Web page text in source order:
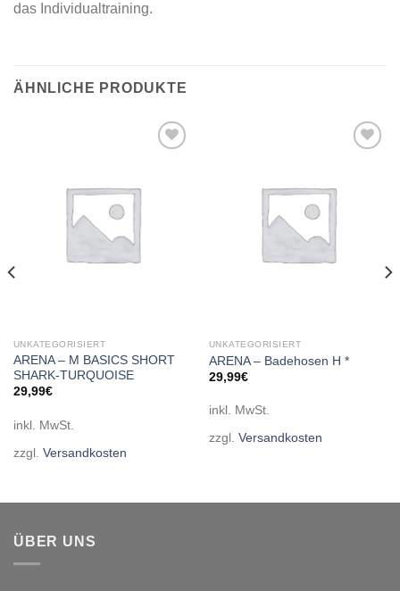
das Individualtraining.
ÄHNLICHE PRODUKTE
UNKATEGORISIERT
ARENA – M BASICS SHORT
SHARK-TURQUOISE
29,99€
inkl. MwSt.
zzgl. Versandkosten
UNKATEGORISIERT
ARENA – Badehosen H *
29,99€
inkl. MwSt.
zzgl. Versandkosten
ÜBER UNS